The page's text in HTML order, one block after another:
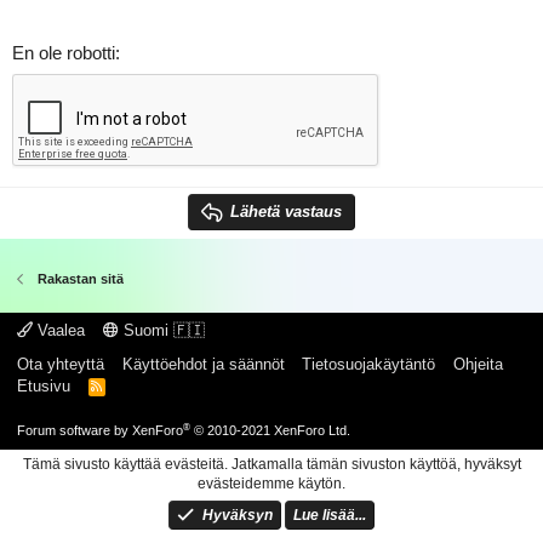
En ole robotti
Lähetä vastaus
Rakastan sitä
Vaalea
Suomi 🇫🇮
Ota yhteyttä
Käyttöehdot ja säännöt Tietosuojakäytäntö
Ohjeita
Etusivu
R
Forum software by XenForo® © 2010-2021 XenForo Ltd.
Tämä sivusto käyttää evästeitä. Jatkamalla tämän sivuston käyttöä, hyväksyt
evästeidemme käytön.
Hyväksyn
Lue lisää...